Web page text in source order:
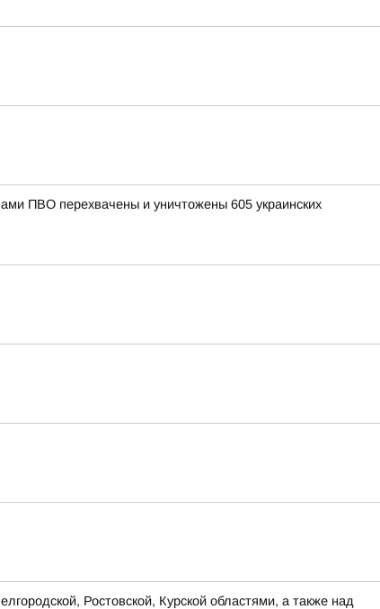
ПВО перехвачены и уничтожены 605 украинских
Ростовской, Курской областями, а также над